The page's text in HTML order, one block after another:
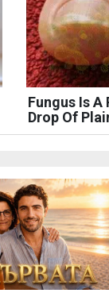
Fungus Is A
Drop Of